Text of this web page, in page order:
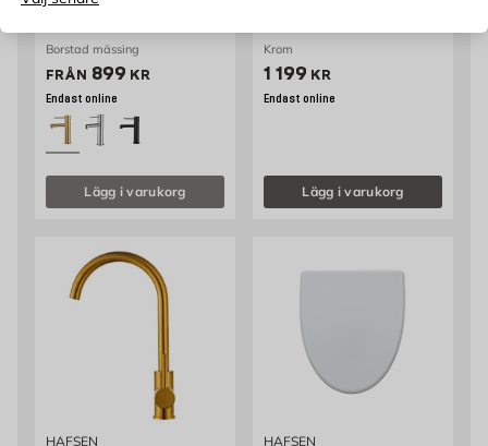
Tvättställsblandare
Borstad mässing
FRÅN Pris 899 kr
899 KR
Endast online
Lägg i varukorg
Krom
Pris 1199 kr
1 199 KR
Endast online
Lägg i varukorg
HAFSEN HAFSEN